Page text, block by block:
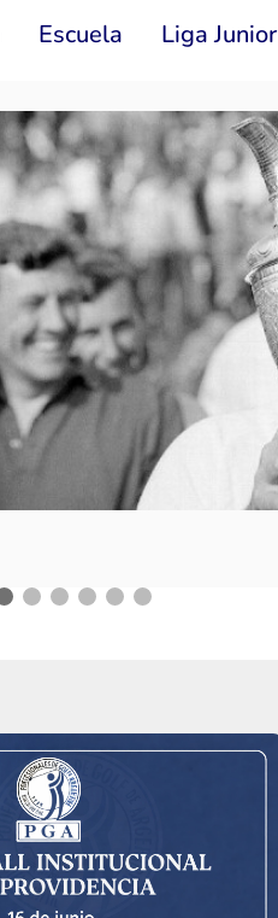
Escuela Liga Junior